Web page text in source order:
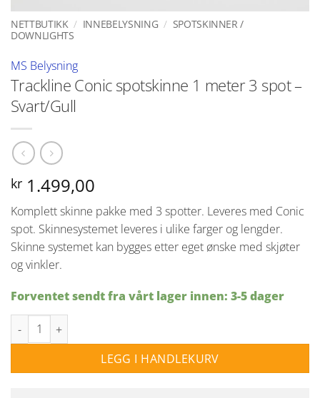
NETTBUTIKK / INNEBELYSNING / SPOTSKINNER /
DOWNLIGHTS
MS Belysning
Trackline Conic spotskinne 1 meter 3 spot –
Svart/Gull
kr 1.499,00
Komplett skinne pakke med 3 spotter. Leveres med Conic
spot. Skinnesystemet leveres i ulike farger og lengder.
Skinne systemet kan bygges etter eget ønske med skjøter
og vinkler.
Forventet sendt fra vårt lager innen: 3-5 dager
Trackline Conic spotskinne 1 meter 3 spot - Svart/Gull antall
LEGG I HANDLEKURV